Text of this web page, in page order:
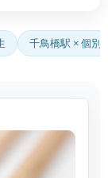
千鳥橋駅 × 個別